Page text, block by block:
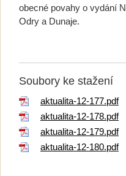
obecné povahy o vydání
Odry a Dunaje.
Soubory ke stažení
aktualita-12-177.pdf
aktualita-12-178.pdf
aktualita-12-179.pdf
aktualita-12-180.pdf